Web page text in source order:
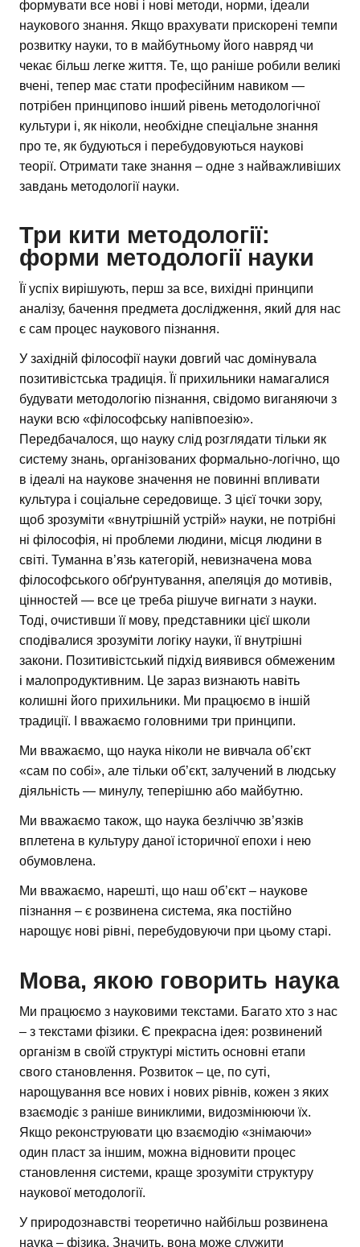
формувати все нові і нові методи, норми, ідеали
наукового знання. Якщо врахувати прискорені темпи
розвитку науки, то в майбутньому його навряд чи
чекає більш легке життя. Те, що раніше робили великі
вчені, тепер має стати професійним навиком —
потрібен принципово інший рівень методологічної
культури і, як ніколи, необхідне спеціальне знання
про те, як будуються і перебудовуються наукові
теорії. Отримати таке знання – одне з найважливіших
завдань методології науки.
Три кити методології:
форми методології науки
Її успіх вирішують, перш за все, вихідні принципи
аналізу, бачення предмета дослідження, який для нас
є сам процес наукового пізнання.
У західній філософії науки довгий час домінувала
позитивістська традиція. Її прихильники намагалися
будувати методологію пізнання, свідомо виганяючи з
науки всю «філософську напівпоезію».
Передбачалося, що науку слід розглядати тільки як
систему знань, організованих формально-логічно, що
в ідеалі на наукове значення не повинні впливати
культура і соціальне середовище. З цієї точки зору,
щоб зрозуміти «внутрішній устрій» науки, не потрібні
ні філософія, ні проблеми людини, місця людини в
світі. Туманна в’язь категорій, невизначена мова
філософського обґрунтування, апеляція до мотивів,
цінностей — все це треба рішуче вигнати з науки.
Тоді, очистивши її мову, представники цієї школи
сподівалися зрозуміти логіку науки, її внутрішні
закони. Позитивістський підхід виявився обмеженим
і малопродуктивним. Це зараз визнають навіть
колишні його прихильники. Ми працюємо в іншій
традиції. І вважаємо головними три принципи.
Ми вважаємо, що наука ніколи не вивчала об’єкт
«сам по собі», але тільки об’єкт, залучений в людську
діяльність — минулу, теперішню або майбутню.
Ми вважаємо також, що наука безліччю зв’язків
вплетена в культуру даної історичної епохи і нею
обумовлена.
Ми вважаємо, нарешті, що наш об’єкт – наукове
пізнання – є розвинена система, яка постійно
нарощує нові рівні, перебудовуючи при цьому старі.
Мова, якою говорить наука
Ми працюємо з науковими текстами. Багато хто з нас
– з текстами фізики. Є прекрасна ідея: розвинений
організм в своїй структурі містить основні етапи
свого становлення. Розвиток – це, по суті,
нарощування все нових і нових рівнів, кожен з яких
взаємодіє з раніше виниклими, видозмінюючи їх.
Якщо реконструювати цю взаємодію «знімаючи»
один пласт за іншим, можна відновити процес
становлення системи, краще зрозуміти структуру
наукової методології.
У природознавстві теоретично найбільш розвинена
наука – фізика. Значить, вона може служити